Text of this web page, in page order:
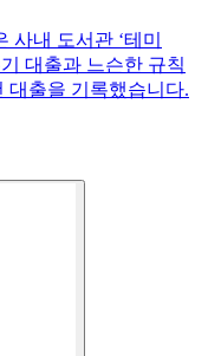
내 도서관 ‘테미
대출과 느슨한 규칙
대출을 기록했습니다.